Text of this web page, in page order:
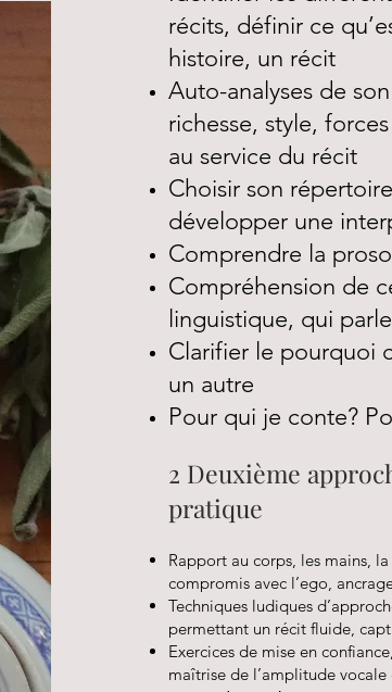
récits, définir ce
histoire, un récit
Auto-analyses de
richesse, style,
au service du récit
Choisir son
développer une
Comprendre la
Compréhension de
linguistique, qui
Clarifier le pourquoi
un autre
Pour qui je conte?
2 Deuxième
pratique
Rapport au corps, les mains,
compromis avec l’ego,
Techniques ludiques
permettant un récit fluide,
Exercices de mise en
maîtrise de l’amplitude